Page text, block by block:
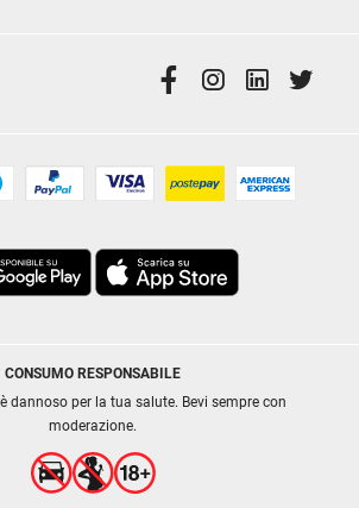
CONSUMO RESPONSABILE
è dannoso per la tua salute. Bevi sempre con
moderazione.